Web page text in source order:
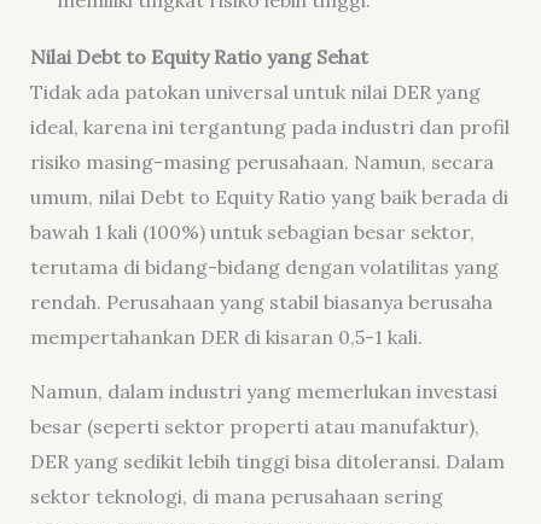
Nilai Debt to Equity Ratio yang Sehat
Tidak ada patokan universal untuk nilai DER yang
ideal, karena ini tergantung pada industri dan profil
risiko masing-masing perusahaan. Namun, secara
umum, nilai Debt to Equity Ratio yang baik berada di
bawah 1 kali (100%) untuk sebagian besar sektor,
terutama di bidang-bidang dengan volatilitas yang
rendah. Perusahaan yang stabil biasanya berusaha
mempertahankan DER di kisaran 0,5-1 kali.
Namun, dalam industri yang memerlukan investasi
besar (seperti sektor properti atau manufaktur),
DER yang sedikit lebih tinggi bisa ditoleransi. Dalam
sektor teknologi, di mana perusahaan sering